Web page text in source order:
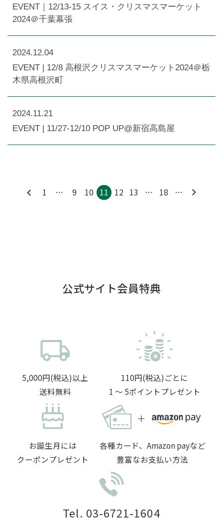
EVENT｜12/13-15 スイス・クリスマスマーケット
2024＠千葉幕張
2024.12.04
EVENT | 12/8 高根沢クリスマスマーケット2024＠栃
木県高根沢町
2024.11.21
EVENT | 11/27-12/10 POP UP@新宿高島屋
1 … 9 10 11 12 13 … 18 …
公式サイト会員特典
5,000円(税込)以上
送料無料
110円(税込)ごとに
1 〜 5ポイントプレゼント
お誕生月には
クーポンプレゼント
各種カード、Amazon payなど
豊富なお支払い方法
Tel. 03-6721-1604